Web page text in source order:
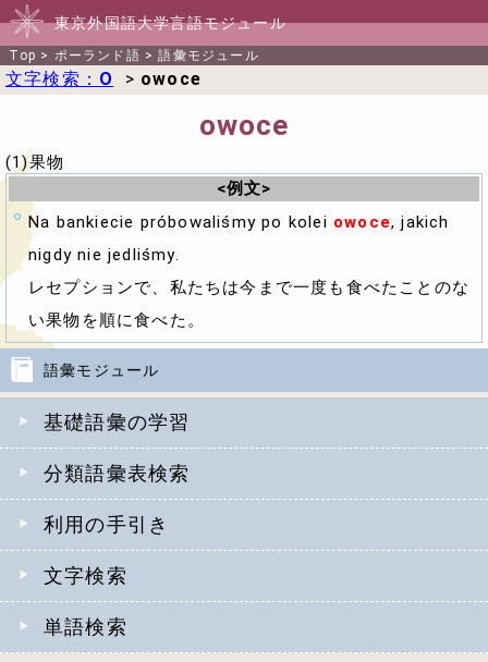
東京外国語大学言語モジュール
Top > ポーランド語 >語彙モジュール
語彙モジュール
基礎語彙の学習
分類語彙表検索
利用の手引き
文字検索
単語検索
文字検索： O > owoce
owoce
(1)果物
<例文>
Na bankiecie próbowaliśmy po kolei owoce, jakich
nigdy nie jedliśmy.
レセプションで、私たちは今まで一度も食べたことのな
い果物を順に食べた。